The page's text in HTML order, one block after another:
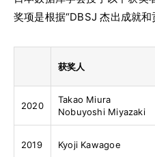
奖项是根据“DBSJ 杰出成就和
获奖人
2020
Takao Miura
Nobuyoshi Miyazaki
2019 Kyoji Kawagoe